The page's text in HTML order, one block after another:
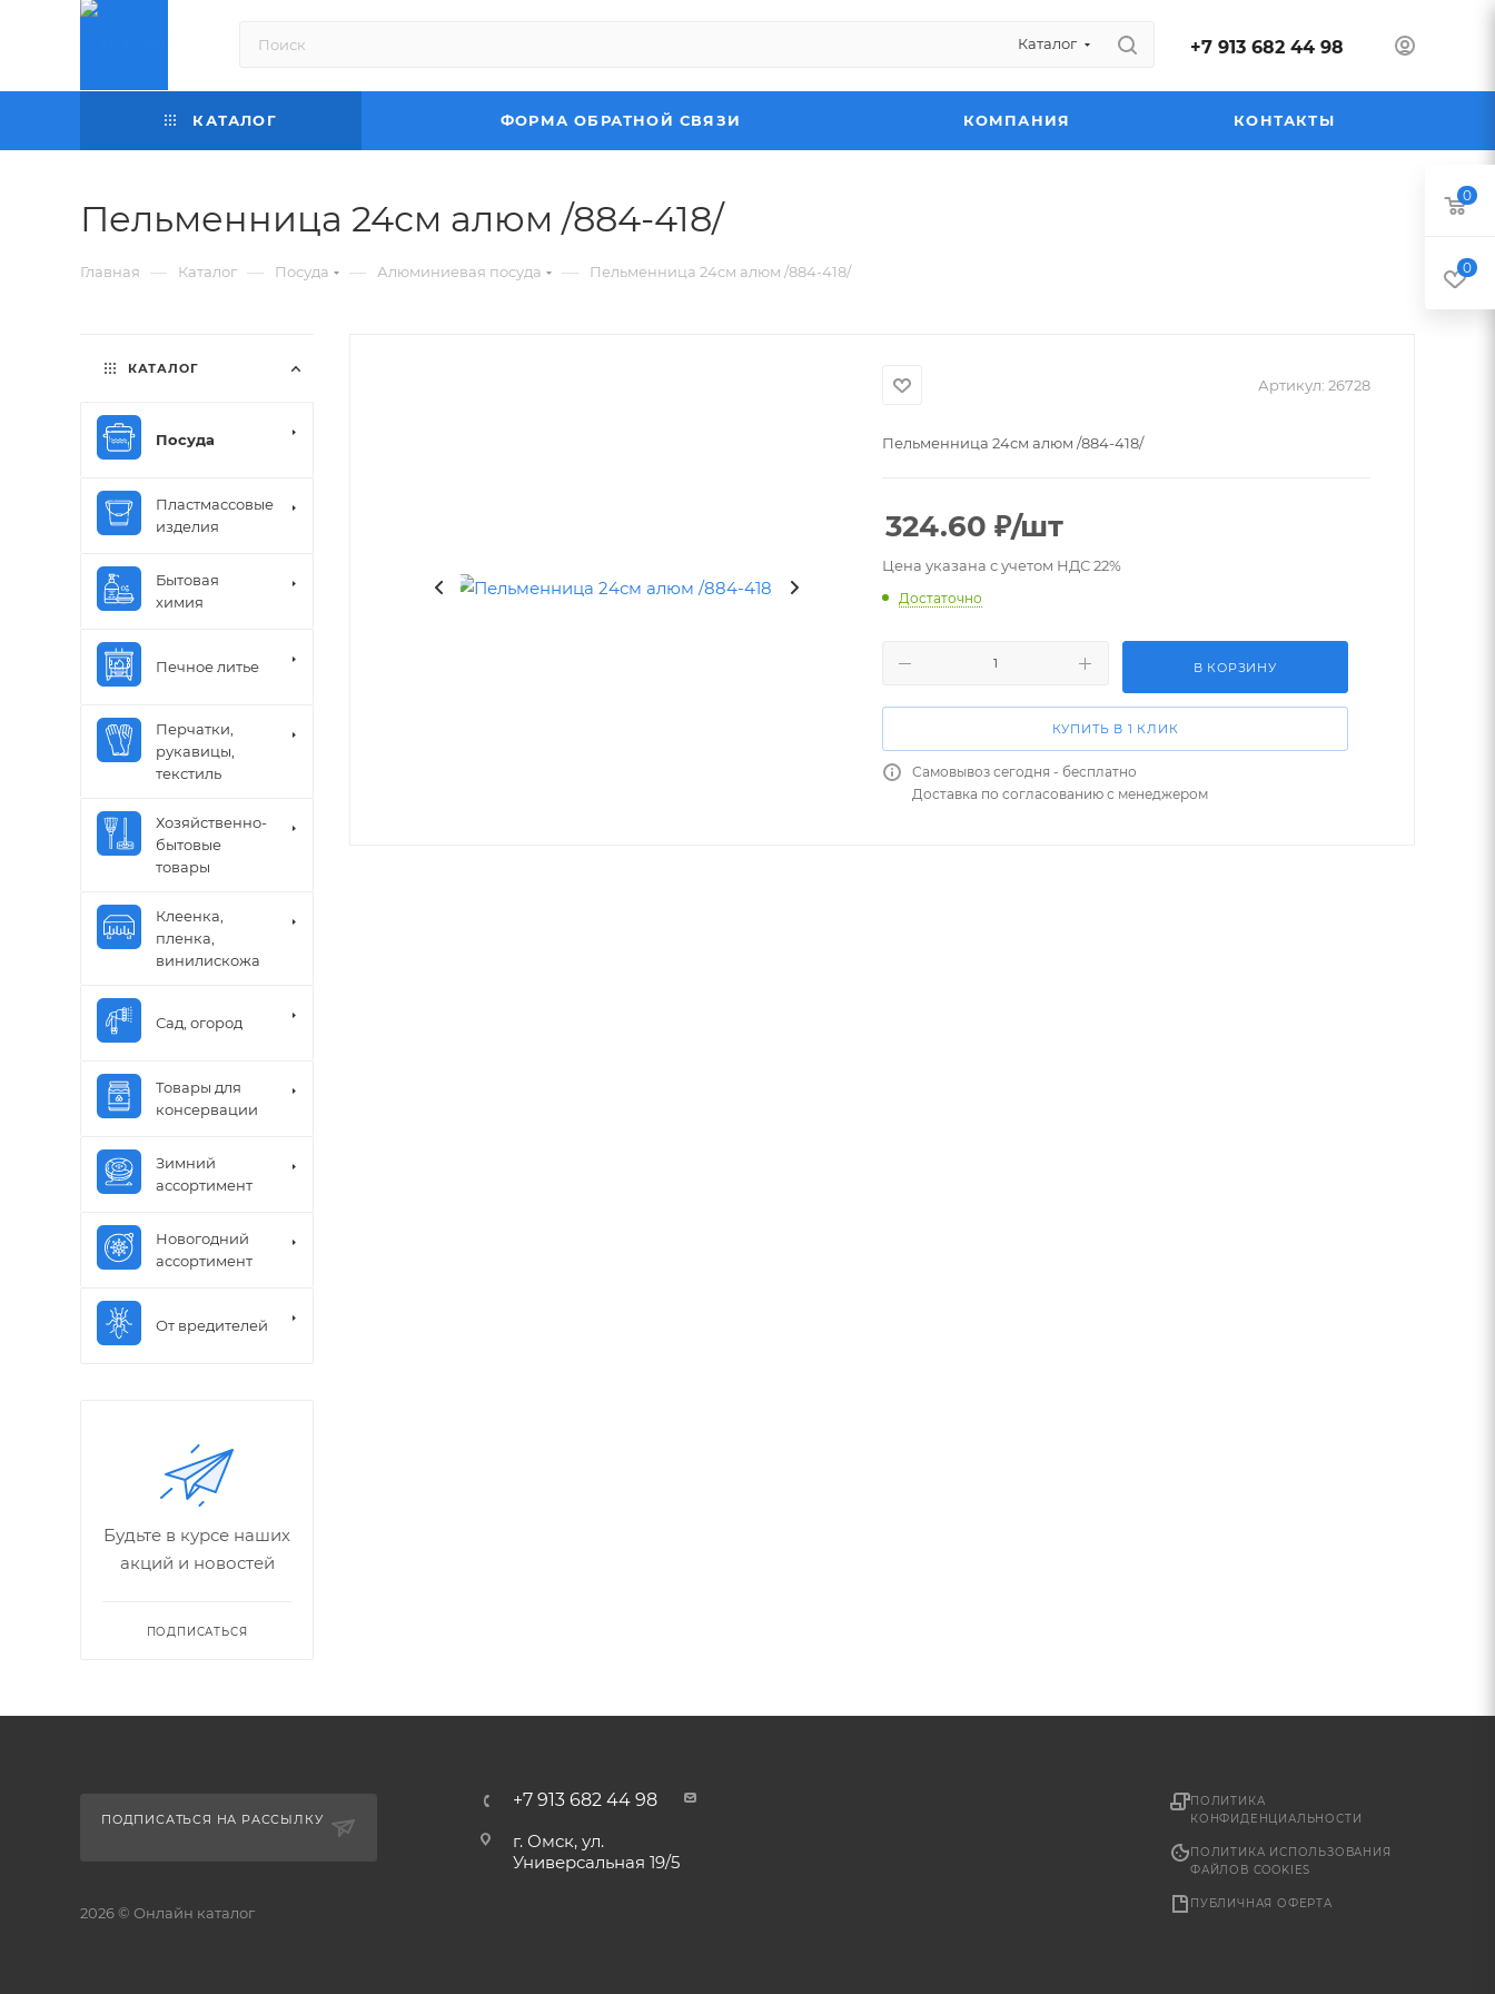
Каталог +7 913 682 44 98
КАТАЛОГ ФОРМА ОБРАТНОЙ СВЯЗИ КОМПАНИЯ КОНТАКТЫ
Пельменница 24см алюм /884-418/
Главная — Каталог — Посуда — Алюминиевая посуда — Пельменница 24см алюм /884-418/
Артикул: 26728
Пельменница 24см алюм /884-418/
324.60 ₽/шт
Цена указана с учетом НДС 22%
Достаточно
В КОРЗИНУ
КУПИТЬ В 1 КЛИК
Самовывоз сегодня - бесплатно
Доставка по согласованию с менеджером
КАТАЛОГ
Посуда
Пластмассовые
изделия
Бытовая
химия
Печное литье
Перчатки,
рукавицы,
текстиль
Хозяйственно-
бытовые
товары
Клеенка,
пленка,
винилискожа
Сад, огород
Товары для
консервации
Зимний
ассортимент
Новогодний
ассортимент
От вредителей
Будьте в курсе наших
акций и новостей
ПОДПИСАТЬСЯ
ПОДПИСАТЬСЯ НА РАССЫЛКУ
2026 © Онлайн каталог
+7 913 682 44 98
г. Омск, ул.
Универсальная 19/5
ПОЛИТИКА
КОНФИДЕНЦИАЛЬНОСТИ
ПОЛИТИКА ИСПОЛЬЗОВАНИЯ
ФАЙЛОВ COOKIES
ПУБЛИЧНАЯ ОФЕРТА
0
0